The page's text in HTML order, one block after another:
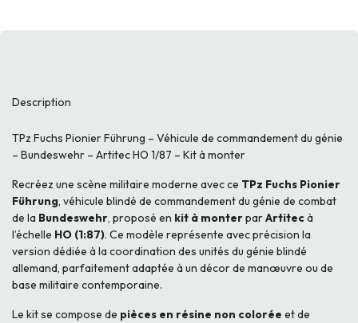
Description
TPz Fuchs Pionier Führung – Véhicule de commandement du génie
– Bundeswehr – Artitec HO 1/87 – Kit à monter
Recréez une scène militaire moderne avec ce TPz Fuchs Pionier
Führung, véhicule blindé de commandement du génie de combat
de la Bundeswehr, proposé en kit à monterparArtitecà
l’échelle HO (1:87). Ce modèle représente avec précision la
version dédiée à la coordination des unités du génie blindé
allemand, parfaitement adaptée à un décor de manœuvre ou de
base militaire contemporaine.
Le kit se compose de pièces en résine non colorée et de